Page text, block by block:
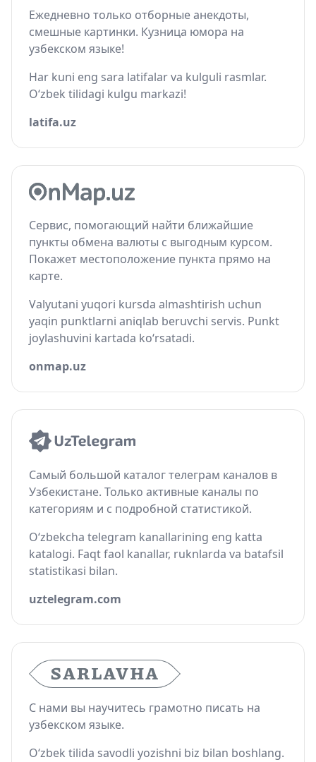
Ежедневно только отборные анекдоты,
смешные картинки. Кузница юмора на
узбекском языке!
Har kuni eng sara latifalar va kulguli rasmlar.
O‘zbek tilidagi kulgu markazi!
latifa.uz
Сервис, помогающий найти ближайшие
пункты обмена валюты с выгодным курсом.
Покажет местоположение пункта прямо на
карте.
Valyutani yuqori kursda almashtirish uchun
yaqin punktlarni aniqlab beruvchi servis. Punkt
joylashuvini kartada ko‘rsatadi.
onmap.uz
Самый большой каталог телеграм каналов в
Узбекистане. Только активные каналы по
категориям и с подробной статистикой.
O‘zbekcha telegram kanallarining eng katta
katalogi. Faqt faol kanallar, ruknlarda va batafsil
statistikasi bilan.
uztelegram.com
С нами вы научитесь грамотно писать на
узбекском языке.
O‘zbek tilida savodli yozishni biz bilan boshlang.